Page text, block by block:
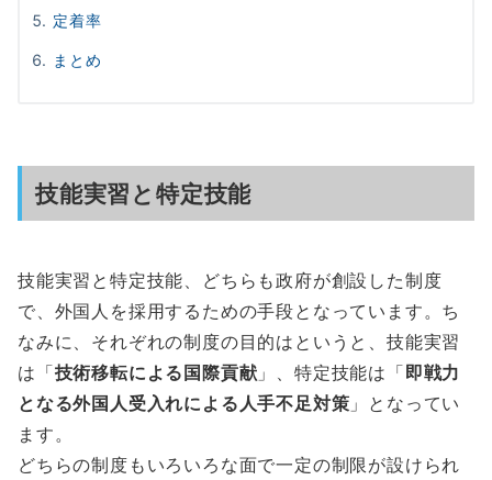
定着率
まとめ
技能実習と特定技能
技能実習と特定技能、どちらも政府が創設した制度
で、外国人を採用するための手段となっています。ち
なみに、それぞれの制度の目的はというと、技能実習
は「技術移転による国際貢献 」、特定技能は「即戦力
となる外国人受入れによる人手不足対策 」となってい
ます。
どちらの制度もいろいろな面で一定の制限が設けられ